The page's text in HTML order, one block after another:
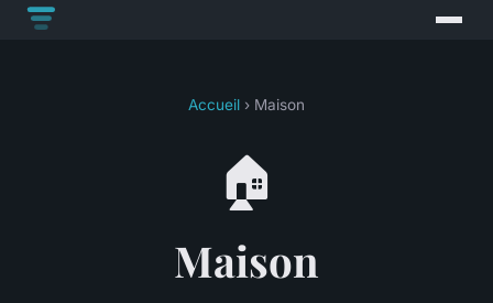
Accueil › Maison
🏠
Maison